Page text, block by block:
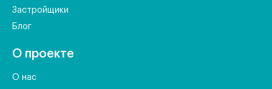
Застройщики
Блог
О проекте
О нас